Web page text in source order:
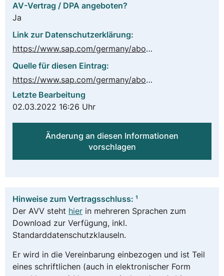
AV-Vertrag / DPA angeboten?
Ja
Link zur Datenschutzerklärung:
https://www.sap.com/germany/about/legal/privacy.html
Quelle für diesen Eintrag:
https://www.sap.com/germany/about/trust-center/agreements/cloud/cloud-services.html?sort=latest_desc&search=Data%20Processing
Letzte Bearbeitung
02.03.2022 16:26 Uhr
Änderung an diesen Informationen
vorschlagen
Hinweise zum Vertragsschluss: ¹
Der AVV steht hier in mehreren Sprachen zum
Download zur Verfügung, inkl.
Standarddatenschutzklauseln.
Er wird in die Vereinbarung einbezogen und ist Teil
eines schriftlichen (auch in elektronischer Form